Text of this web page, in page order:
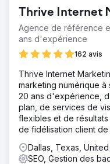
Thrive Internet
Agence de référence
ans d'expérience
162 avis
Thrive Internet
marketing numérique
20 ans d'expérience,
plan, de services de
flexibles et de
de fidélisation client de
Dallas, Texas,
SEO, Gestion des